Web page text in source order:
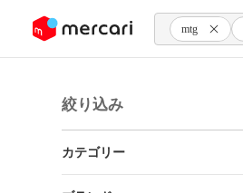
ツにスキップ mtg
絞り込み
カテゴリー